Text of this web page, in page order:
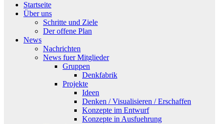
Startseite
Über uns
Schritte und Ziele
Der offene Plan
News
Nachrichten
News fuer Mitglieder
Gruppen
Denkfabrik
Projekte
Ideen
Denken / Visualisieren / Erschaffen
Konzepte im Entwurf
Konzepte in Ausfuehrung